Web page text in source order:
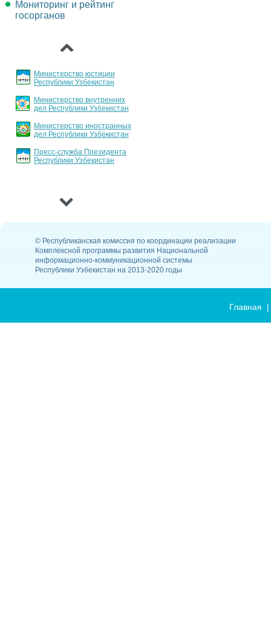
Целевые индикаторы и
показатели
Архитектура
Основные направления
Порядок регламентации и
государственных услуг
График заслушивания
Обсуждения проектов
документов
Мониторинг и рейтинг
госорганов
Министерство юстиции
Республики Узбекистан
Министерство внутренних
дел Республики Узбекистан
Министерство иностранных
дел Республики Узбекистан
Пресс-служба Президента
Республики Узбекистан
‹
›
© Республиканская комиссия по координации реализации
Комплексной программы развития Национальной
информационно-коммуникационной системы
Республики Узбекистан на 2013-2020 годы
Главная